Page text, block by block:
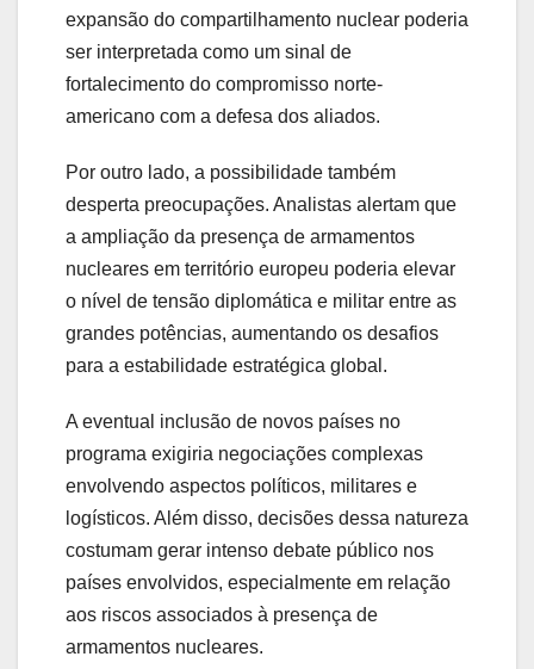
expansão do compartilhamento nuclear poderia
ser interpretada como um sinal de
fortalecimento do compromisso norte-
americano com a defesa dos aliados.
Por outro lado, a possibilidade também
desperta preocupações. Analistas alertam que
a ampliação da presença de armamentos
nucleares em território europeu poderia elevar
o nível de tensão diplomática e militar entre as
grandes potências, aumentando os desafios
para a estabilidade estratégica global.
A eventual inclusão de novos países no
programa exigiria negociações complexas
envolvendo aspectos políticos, militares e
logísticos. Além disso, decisões dessa natureza
costumam gerar intenso debate público nos
países envolvidos, especialmente em relação
aos riscos associados à presença de
armamentos nucleares.